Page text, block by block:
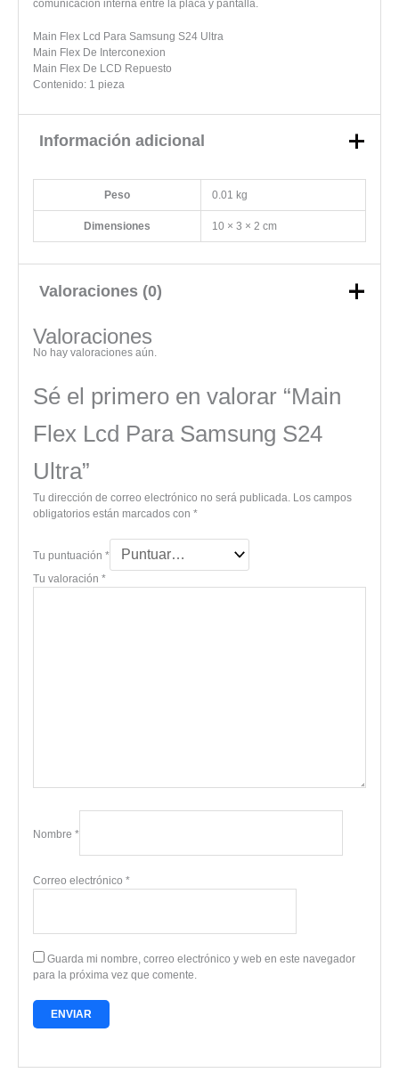
comunicación interna entre la placa y pantalla.
Main Flex Lcd Para Samsung S24 Ultra
Main Flex De Interconexion
Main Flex De LCD Repuesto
Contenido: 1 pieza
Información adicional
Peso 0.01 kg
Dimensiones 10 × 3 × 2 cm
Valoraciones (0)
Valoraciones
No hay valoraciones aún.
Sé el primero en valorar “Main
Flex Lcd Para Samsung S24
Ultra”
Tu dirección de correo electrónico no será publicada. Los campos
obligatorios están marcados con *
Tu puntuación *
Tu valoración *
Nombre *
Correo electrónico *
Guarda mi nombre, correo electrónico y web en este navegador
para la próxima vez que comente.